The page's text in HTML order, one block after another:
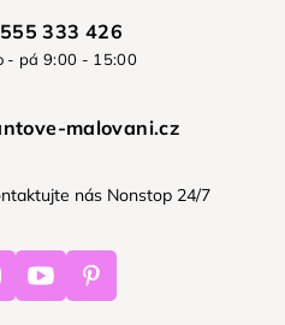
333 426
- pá 9:00 - 15:00
malovani.cz
nás Nonstop 24/7
Youtube Pinterest